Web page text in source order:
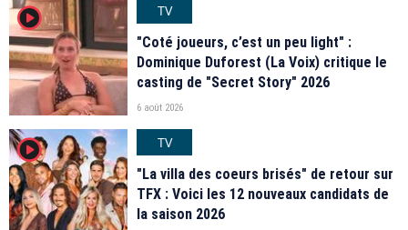
player2
TV
"Coté joueurs, c’est un peu light" :
Dominique Duforest (La Voix) critique le
casting de "Secret Story" 2026
6 août 2026
player2
TV
"La villa des coeurs brisés" de retour sur
TFX : Voici les 12 nouveaux candidats de
la saison 2026